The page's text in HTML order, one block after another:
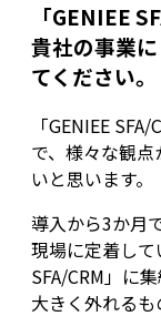
「GENIEE
貴社の事業
てください。
「GENIEE
で、様々な観
いと思います。
導入から3か月
現場に定着して
SFA/CRM」に
大きく外れるも